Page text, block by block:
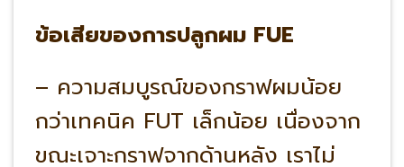
ข้อเสียของการปลูกผม FUE
– ความสมบูรณ์ของกราฟผมน้อย
กว่าเทคนิค FUT เล็กน้อย เนื่องจาก
ขณะเจาะกราฟจากด้านหลัง เราไม่